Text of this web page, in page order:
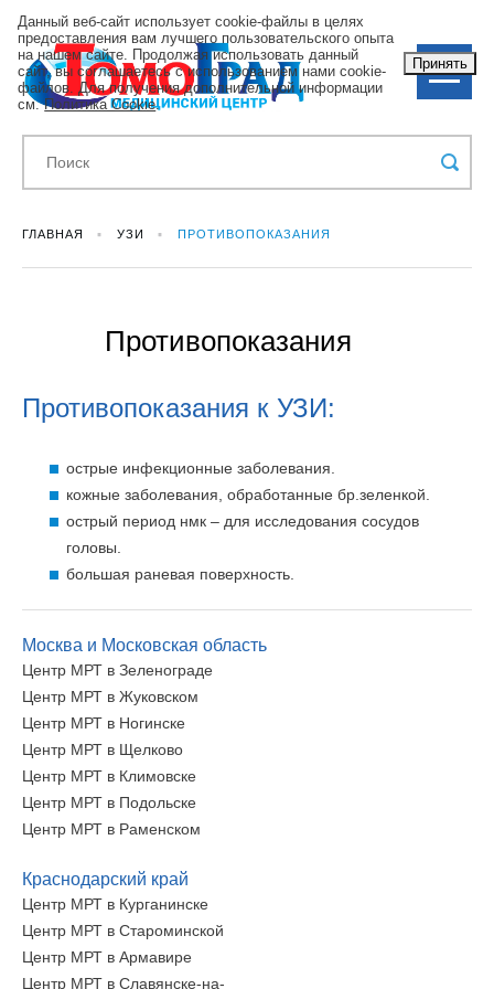
ГЛАВНАЯ УЗИ ПРОТИВОПОКАЗАНИЯ
Противопоказания
Противопоказания к УЗИ:
острые инфекционные заболевания.
кожные заболевания, обработанные бр.зеленкой.
острый период нмк – для исследования сосудов
головы.
большая раневая поверхность.
Москва и Московская область
Центр МРТ в Зеленограде
Центр МРТ в Жуковском
Центр МРТ в Ногинске
Центр МРТ в Щелково
Центр МРТ в Климовске
Центр МРТ в Подольске
Центр МРТ в Раменском
Краснодарский край
Центр МРТ в Курганинске
Центр МРТ в Староминской
Центр МРТ в Армавире
Центр МРТ в Славянске-на-
Данный веб-сайт использует cookie-файлы в целях
предоставления вам лучшего пользовательского опыта
на нашем сайте. Продолжая использовать данный
сайт, вы соглашаетесь с использованием нами cookie-
файлов. Для получения дополнительной информации
см.Политика Cookie.
Принять